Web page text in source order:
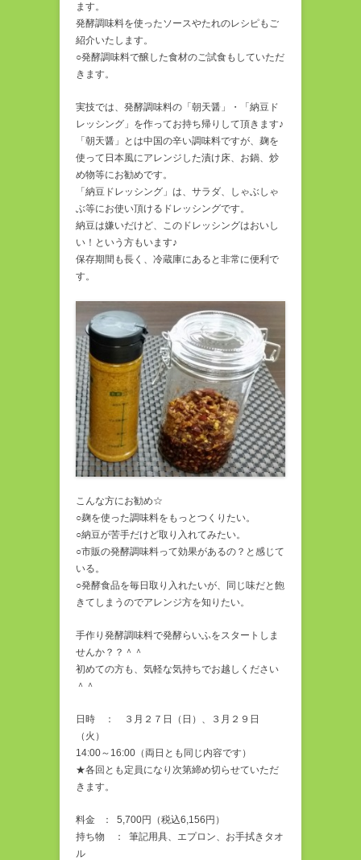
ます。
発酵調味料を使ったソースやたれのレシピもご
紹介いたします。
○発酵調味料で醸した食材のご試食もしていただ
きます。
実技では、発酵調味料の「朝天醤」・「納豆ド
レッシング」を作ってお持ち帰りして頂きます♪
「朝天醤」とは中国の辛い調味料ですが、麹を
使って日本風にアレンジした漬け床、お鍋、炒
め物等にお勧めです。
「納豆ドレッシング」は、サラダ、しゃぶしゃ
ぶ等にお使い頂けるドレッシングです。
納豆は嫌いだけど、このドレッシングはおいし
い！という方もいます♪
保存期間も長く、冷蔵庫にあると非常に便利で
す。
こんな方にお勧め☆
○麹を使った調味料をもっとつくりたい。
○納豆が苦手だけど取り入れてみたい。
○市販の発酵調味料って効果があるの？と感じて
いる。
○発酵食品を毎日取り入れたいが、同じ味だと飽
きてしまうのでアレンジ方を知りたい。
手作り発酵調味料で発酵らいふをスタートしま
せんか？？＾＾
初めての方も、気軽な気持ちでお越しください
＾＾
日時 ： ３月２７日（日）、３月２９日
（火）
14:00～16:00（両日とも同じ内容です）
★各回とも定員になり次第締め切らせていただ
きます。
料金 ： 5,700円（税込6,156円）
持ち物 ： 筆記用具、エプロン、お手拭きタオ
ル